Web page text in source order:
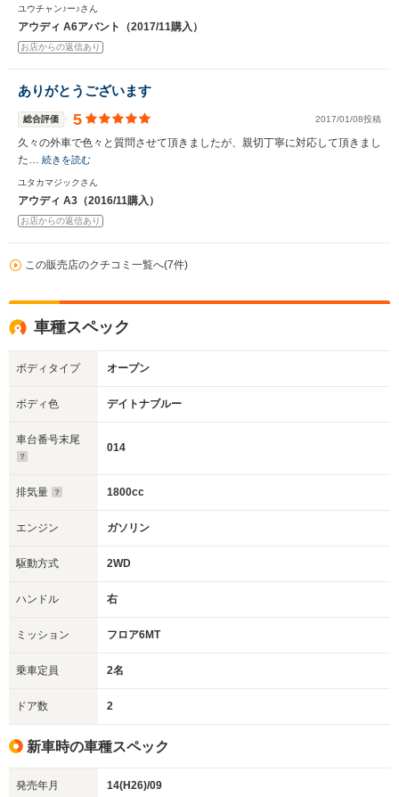
ユウチャン♪ー♪さん
アウディ A6アバント（2017/11購入）
お店からの返信あり
ありがとうございます
総合評価 5 2017/01/08投稿
久々の外車で色々と質問させて頂きましたが、親切丁寧に対応して頂きまし
た… 続きを読む
ユタカマジックさん
アウディ A3（2016/11購入）
お店からの返信あり
この販売店のクチコミ一覧へ(7件)
車種スペック
ボディタイプ オープン
ボディ色 デイトナブルー
車台番号末尾
014
排気量 1800cc
エンジン ガソリン
駆動方式 2WD
ハンドル 右
ミッション フロア6MT
乗車定員 2名
ドア数 2
新車時の車種スペック
発売年月 14(H26)/09